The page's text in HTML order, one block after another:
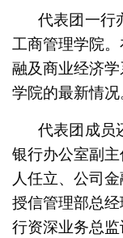
代表团一行
工商管理学院
融及商业经济
学院的最新情况
代表团成员
银行办公室副
人任立、公司
授信管理部总
行资深业务总